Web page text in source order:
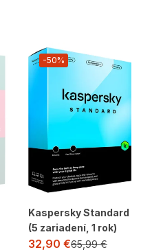
-50%
Kaspersky Standard
(5 zariadení, 1 rok)
32,90 €65,99€